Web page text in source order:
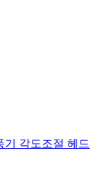
기 각도조절 헤드